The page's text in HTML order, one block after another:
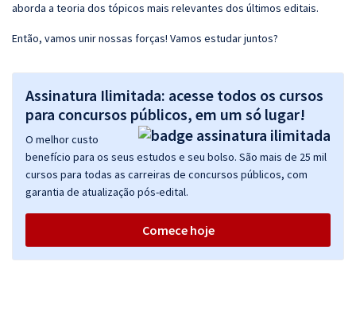
aborda a teoria dos tópicos mais relevantes dos últimos editais.
Então, vamos unir nossas forças! Vamos estudar juntos?
Assinatura Ilimitada: acesse todos os cursos
para concursos públicos, em um só lugar!
O melhor custo
benefício para os seus estudos e seu bolso. São mais de 25 mil
cursos para todas as carreiras de concursos públicos, com
garantia de atualização pós-edital.
Comece hoje